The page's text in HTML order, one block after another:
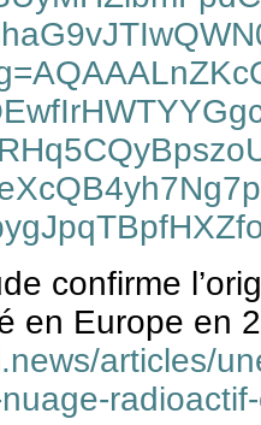
confirme
en Europe en
articles/